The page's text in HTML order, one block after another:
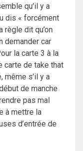
qu’il y a
dis « forcément
règle dit qu’on
demander car
la carte 3 à la
carte de take that
même s’il y a
de manche
pas mal
à mettre la
d’entrée de